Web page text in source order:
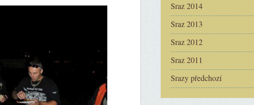
Sraz 2014
Sraz 2013
Sraz 2012
Sraz 2011
Srazy předchozí